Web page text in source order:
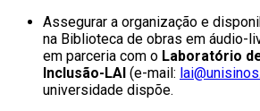
Assegurar a organização e
na Biblioteca de obras em áudio-
em parceria com o Laboratório
Inclusão-LAI (e-mail:
universidade dispõe.